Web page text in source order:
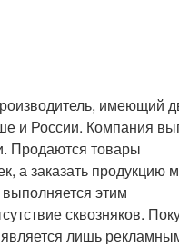
имеющий
и России. Компания
Продаются товары
а заказать продукцию
этим
сквозняков.
является лишь